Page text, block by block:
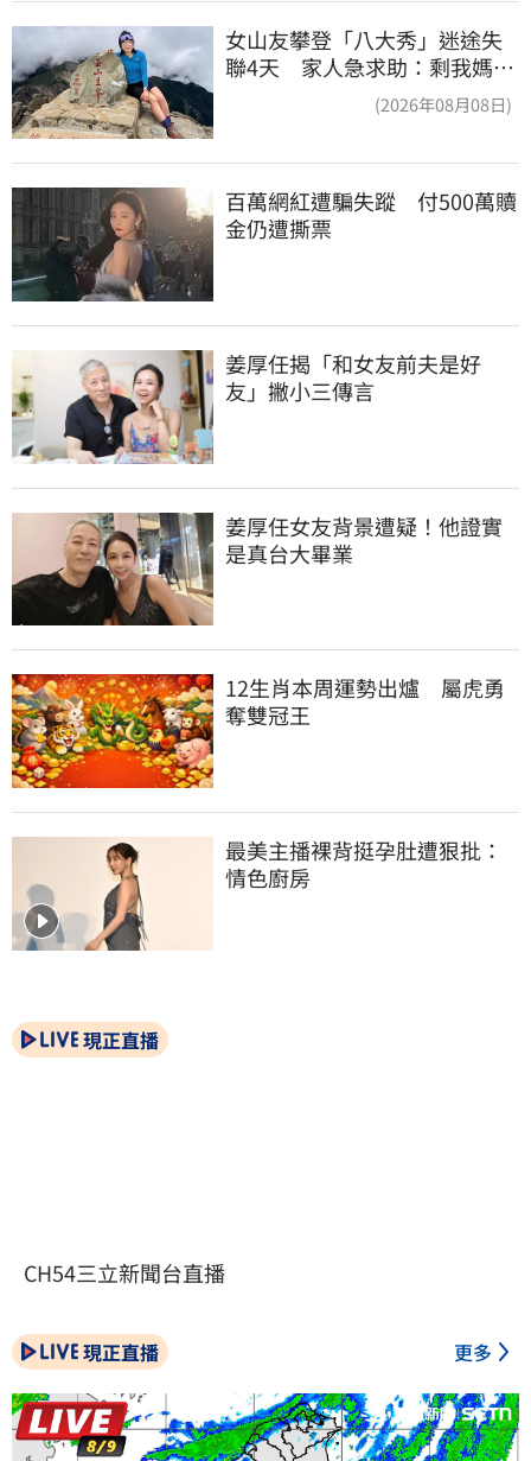
女山友攀登「八大秀」迷途失
聯4天 家人急求助：剩我媽還
(2026年08月08日)
百萬網紅遭騙失蹤　付500萬贖
金仍遭撕票
姜厚任揭「和女友前夫是好
友」撇小三傳言
姜厚任女友背景遭疑！他證實
是真台大畢業
12生肖本周運勢出爐　屬虎勇
奪雙冠王
最美主播裸背挺孕肚遭狠批：
情色廚房
現正直播
CH54三立新聞台直播
現正直播 更多